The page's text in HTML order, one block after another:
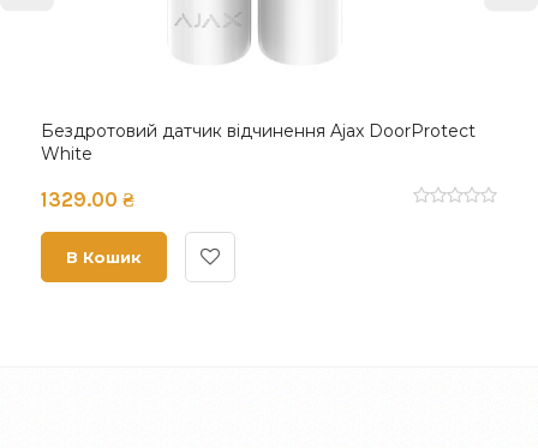
Бездротовий датчик відчинення Ajax DoorProtect
White
1329.00 ₴
В Кошик